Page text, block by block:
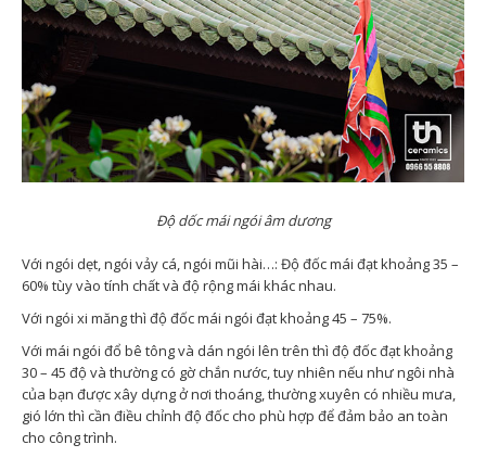
Độ dốc mái ngói âm dương
Với ngói dẹt, ngói vảy cá, ngói mũi hài…: Độ đốc mái đạt khoảng 35 –
60% tùy vào tính chất và độ rộng mái khác nhau.
Với ngói xi măng thì độ đốc mái ngói đạt khoảng 45 – 75%.
Với mái ngói đổ bê tông và dán ngói lên trên thì độ đốc đạt khoảng
30 – 45 độ và thường có gờ chắn nước, tuy nhiên nếu như ngôi nhà
của bạn được xây dựng ở nơi thoáng, thường xuyên có nhiều mưa,
gió lớn thì cần điều chỉnh độ đốc cho phù hợp để đảm bảo an toàn
cho công trình.